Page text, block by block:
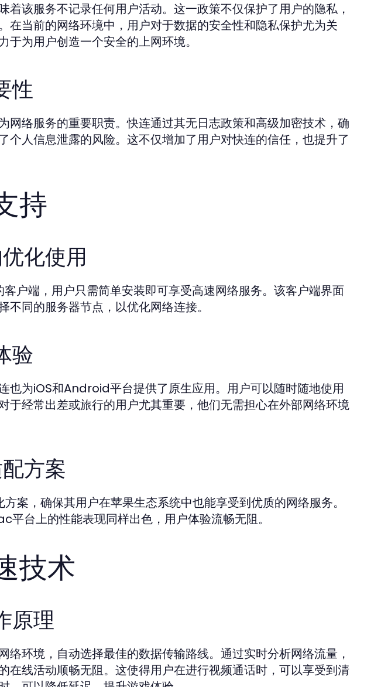
着该服务不记录任何用户活动。这一政策不仅保护了用户的隐私，
在当前的网络环境中，用户对于数据的安全性和隐私保护尤为关
为用户创造一个安全的上网环境。
性
网络服务的重要职责。快连通过其无日志政策和高级加密技术，确
个人信息泄露的风险。这不仅增加了用户对快连的信任，也提升了
持
化使用
户端，用户只需简单安装即可享受高速网络服务。该客户端界面
同的服务器节点，以优化网络连接。
验
也为iOS和Android平台提供了原生应用。用户可以随时随地使用
于经常出差或旅行的用户尤其重要，他们无需担心在外部网络环境
方案
案，确保其用户在苹果生态系统中也能享受到优质的网络服务。
台上的性能表现同样出色，用户体验流畅无阻。
技术
原理
络环境，自动选择最佳的数据传输路线。通过实时分析网络流量，
在线活动顺畅无阻。这使得用户在进行视频通话时，可以享受到清